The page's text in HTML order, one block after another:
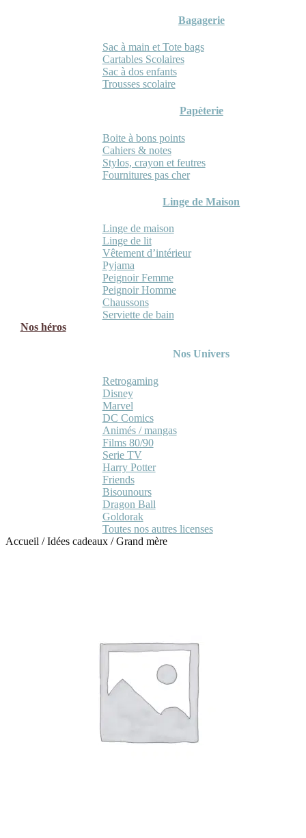
Bagagerie
Sac à main et Tote bags
Cartables Scolaires
Sac à dos enfants
Trousses scolaire
Papèterie
Boite à bons points
Cahiers & notes
Stylos, crayon et feutres
Fournitures pas cher
Linge de Maison
Linge de maison
Linge de lit
Vêtement d’intérieur
Pyjama
Peignoir Femme
Peignoir Homme
Chaussons
Serviette de bain
Nos héros
Nos Univers
Retrogaming
Disney
Marvel
DC Comics
Animés / mangas
Films 80/90
Serie TV
Harry Potter
Friends
Bisounours
Dragon Ball
Goldorak
Toutes nos autres licenses
Accueil /Idées cadeaux /Grand mère